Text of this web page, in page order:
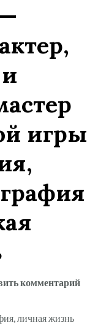
игры
комментарийк